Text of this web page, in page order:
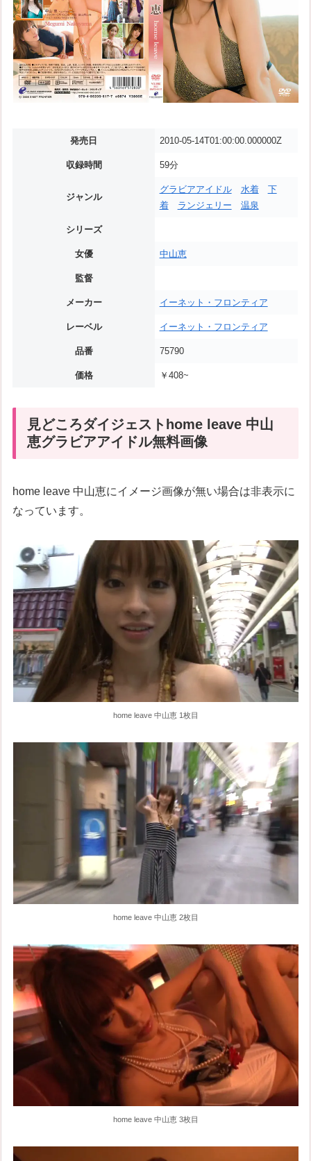
発売日 2010-05-14T01:00:00.000000Z
収録時間 59分
ジャンル
グラビアアイドル 水着
下
着
ランジェリー 温泉
シリーズ
女優 中山恵
監督
メーカー イーネット・フロンティア
レーベル イーネット・フロンティア
品番 75790
価格 ￥408~
見どころダイジェストhome leave 中山
恵グラビアアイドル無料画像
home leave 中山恵にイメージ画像が無い場合は非表示に
なっています。
home leave 中山恵 1枚目
home leave 中山恵 2枚目
home leave 中山恵 3枚目